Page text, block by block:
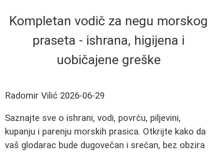
Kompletan vodič za negu morskog
praseta - ishrana, higijena i
uobičajene greške
Radomir Vilić 2026-06-29
Saznajte sve o ishrani, vodi, povrću, piljevini,
kupanju i parenju morskih prasica. Otkrijte kako da
vaš glodarac bude dugovečan i srećan, bez obzira